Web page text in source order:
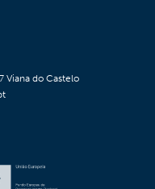
Viana do Castelo